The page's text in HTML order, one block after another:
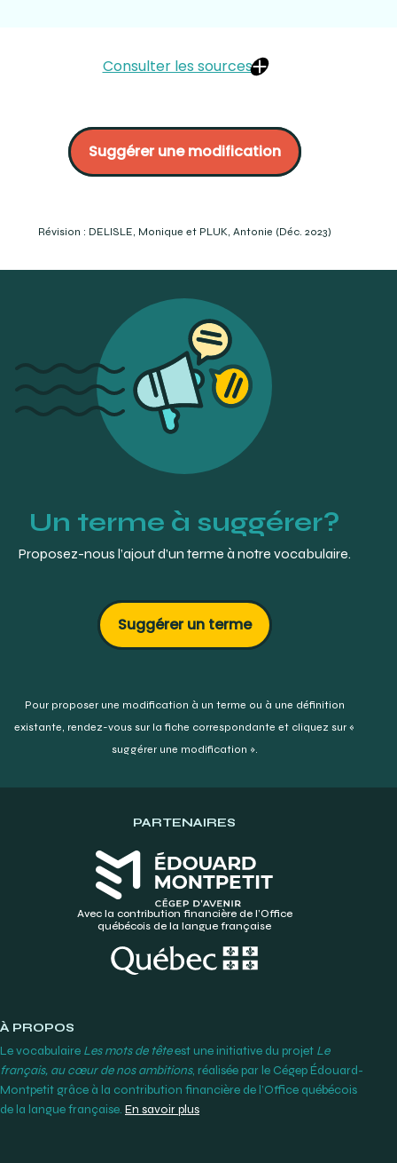
Consulter les sources
ca/Supplies/ProductFamilyDetails/PIF_858887?mc=0
Henry Schein :https ://www.henryschein.ca/ca-
fr/dental-ca/c/usage-unique/bavettes-pour-patient
://www.pattersondental.com/Catalog/Search/?
Medi-select :https://www.medi-
https ://www.henryschein.com/us-
en/dental/p/disposables/patient-bibs-
towels/advantage-plus-bibs-green/1078738
https://www.megadental.fr/bavoirs_patient_cybertech.html
Suggérer une modification
Révision : DELISLE, Monique et PLUK, Antonie (Déc. 2023)
Un terme à suggérer?
Proposez-nous l’ajout d’un terme à notre vocabulaire.
Suggérer un terme
Pour proposer une modification à un terme ou à une définition
existante, rendez-vous sur la fiche correspondante et cliquez sur «
suggérer une modification ».
PARTENAIRES
Avec la contribution financière de l’Office
québécois de la langue française
À PROPOS
Le vocabulaire Les mots de têteest une initiative du projet Le
français, au cœur de nos ambitions, réalisée par le Cégep Édouard-
Montpetit grâce à la contribution financière de l’Office québécois
de la langue française. En savoir plus